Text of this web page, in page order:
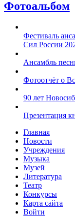
Фотоальбом
Фестиваль
Сил России
Ансамбль
Фотоотчёт о
90 лет
Презентация
Главная
Новости
Учреждения
Музыка
Музей
Литература
Театр
Конкурсы
Карта сайта
Войти